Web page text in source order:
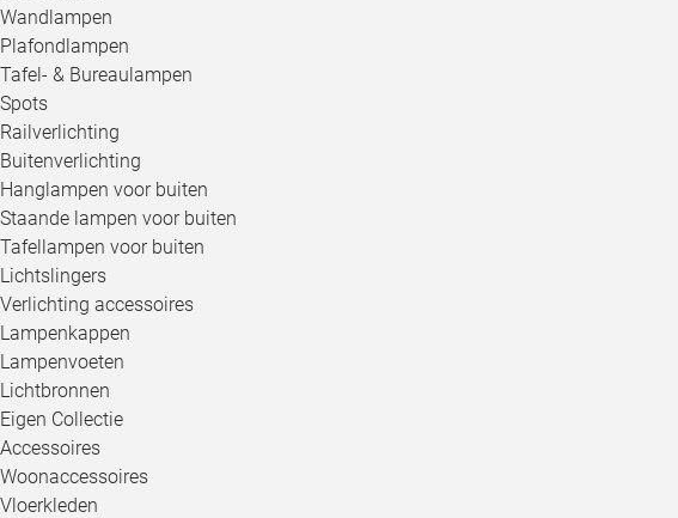
Wandlampen
Plafondlampen
Tafel- & Bureaulampen
Spots
Railverlichting
Buitenverlichting
Hanglampen voor buiten
Staande lampen voor buiten
Tafellampen voor buiten
Lichtslingers
Verlichting accessoires
Lampenkappen
Lampenvoeten
Lichtbronnen
Eigen Collectie
Accessoires
Woonaccessoires
Vloerkleden